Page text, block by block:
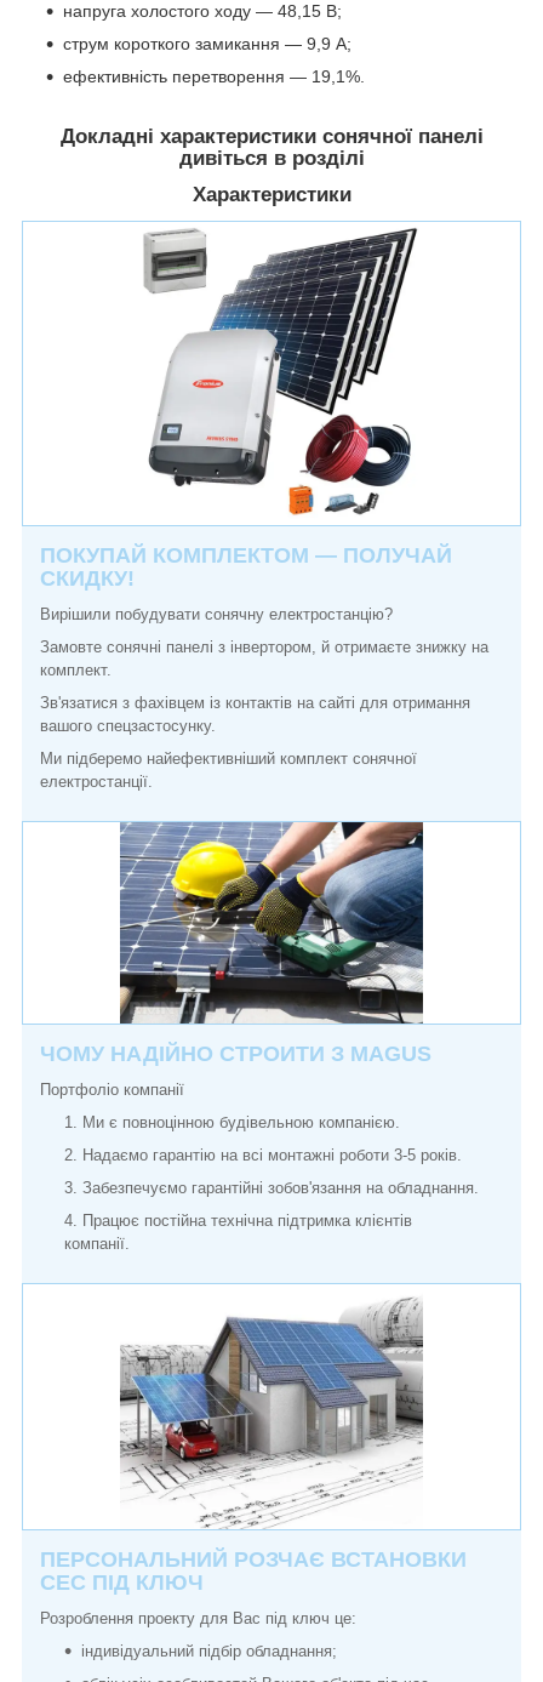
напруга холостого ходу — 48,15 В;
струм короткого замикання — 9,9 А;
ефективність перетворення — 19,1%.
Докладні характеристики сонячної панелі
дивіться в розділі
Характеристики
ПОКУПАЙ КОМПЛЕКТОМ — ПОЛУЧАЙ
СКИДКУ!
Вирішили побудувати сонячну електростанцію?
Замовте сонячні панелі з інвертором, й отримаєте знижку на
комплект.
Зв'язатися з фахівцем із контактів на сайті для отримання
вашого спецзастосунку.
Ми підберемо найефективніший комплект сонячної
електростанції.
ЧОМУ НАДІЙНО СТРОИТИ З MAGUS
Портфоліо компанії
Ми є повноцінною будівельною компанією.
Надаємо гарантію на всі монтажні роботи 3-5 років.
Забезпечуємо гарантійні зобов'язання на обладнання.
Працює постійна технічна підтримка клієнтів
компанії.
ПЕРСОНАЛЬНИЙ РОЗЧАЄ ВСТАНОВКИ
СЕС ПІД КЛЮЧ
Розроблення проекту для Вас під ключ це:
індивідуальний підбір обладнання;